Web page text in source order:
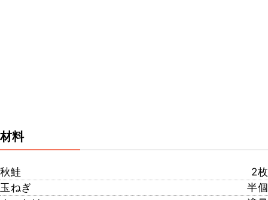
材料
秋鮭
2枚
玉ねぎ
半個